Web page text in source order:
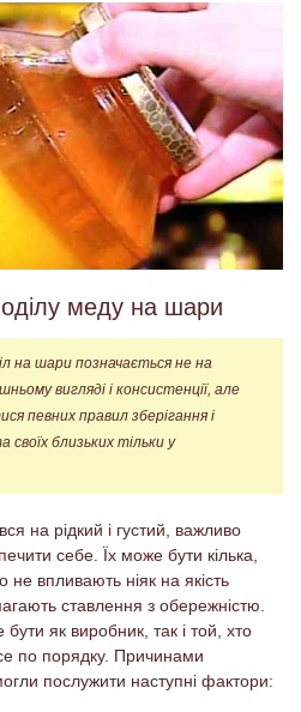
меду на шари
на шари позначається не на
вигляді і консистенції, але
певних правил зберігання і
близьких тільки у
на рідкий і густий, важливо
себе. Їх може бути кілька,
не впливають ніяк на якість
ставлення з обережністю.
як виробник, так і той, хто
по порядку. Причинами
послужити наступні фактори: